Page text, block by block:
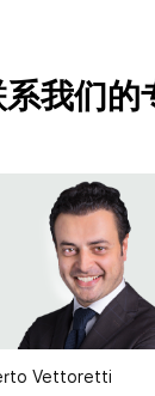
我们的
Vettoretti